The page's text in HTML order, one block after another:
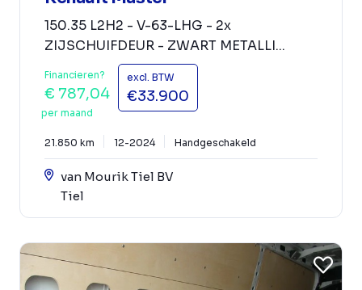
150.35 L2H2 - V-63-LHG - 2x
ZIJSCHUIFDEUR - ZWART METALLI...
Financieren?
€ 787,04
per maand
excl. BTW
€33.900
21.850 km 12-2024 Handgeschakeld
van Mourik Tiel BV
Tiel